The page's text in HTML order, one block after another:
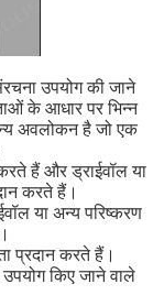
उपयोग की जाने
के आधार पर भिन्न
अवलोकन है जो एक
हैं और ड्राईवॉल या
करते हैं।
या अन्य परिष्करण
प्रदान करते हैं।
किए जाने वाले